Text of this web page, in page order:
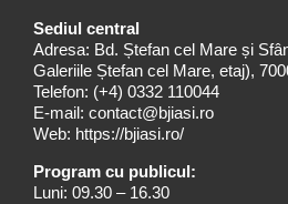
Sediul central
Adresa: Bd. Ștefan cel Mare și
Galeriile Ștefan cel Mare, etaj),
Telefon: (+4) 0332 110044
E-mail: contact@bjiasi.ro
Web: https://bjiasi.ro/
Program cu publicul:
Luni: 09.30 – 16.30